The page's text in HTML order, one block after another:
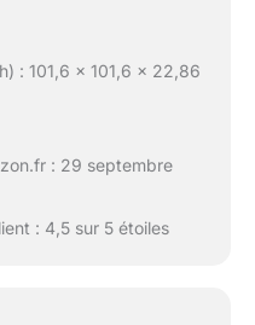
: 101,6 x 101,6 x 22,86
: 29 septembre
: 4,5 sur 5 étoiles